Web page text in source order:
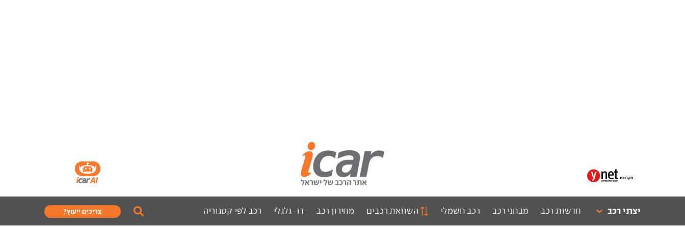
יצרני רכב חדשות רכב מבחני רכב רכב חשמלי השוואת רכבים מחירון רכב דו-גלגלי רכב לפי קטגוריה צריכים ייעוץ?